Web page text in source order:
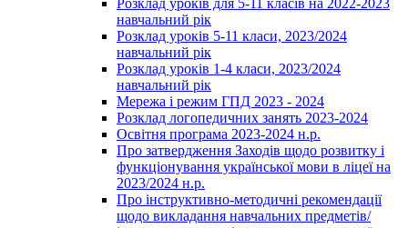
Розклад уроків для 5-11 класів на 2022-2023
навчальний рік
Розклад уроків 5-11 класи, 2023/2024
навчальний рік
Розклад уроків 1-4 класи, 2023/2024
навчальний рік
Мережа і режим ГПД 2023 - 2024
Розклад логопедичних занять 2023-2024
Освітня програма 2023-2024 н.р.
Про затвердження Заходів щодо розвитку і
функціонування української мови в ліцеї на
2023/2024 н.р.
Про інструктивно-методичні рекомендації
щодо викладання навчальних предметів/